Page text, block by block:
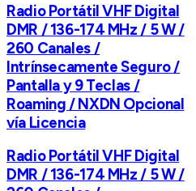
Radio Portátil VHF Digital
DMR / 136-174 MHz / 5 W /
260 Canales /
Intrínsecamente Seguro /
Pantalla y 9 Teclas /
Roaming / NXDN Opcional
vía Licencia
Radio Portátil VHF Digital
DMR / 136-174 MHz / 5 W /